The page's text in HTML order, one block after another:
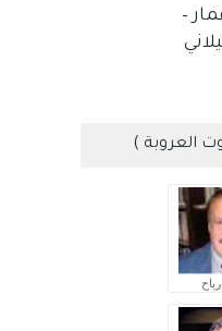
–
العروبة )